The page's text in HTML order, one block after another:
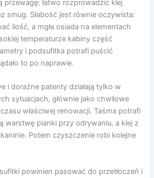
przewagę: łatwo rozprowadzić klej
smug. Słabość jest równie oczywista:
ilość, a mgła osiada na elementach
temperaturze kabiny część
i podsufitka potrafi puścić
to po naprawie.
i doraźne patenty działają tylko w
sytuacjach, głównie jako chwilowe
właściwej renowacji. Taśma potrafi
warstwę pianki przy odrywaniu, a klej z
Potem czyszczenie robi kolejne
powinien pasować do przetłoczeń i